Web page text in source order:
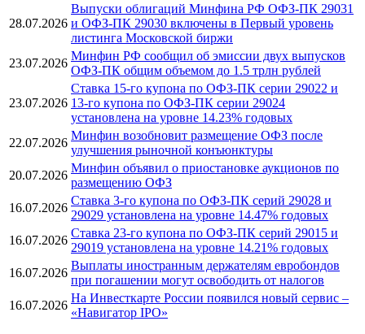
28.07.2026
Выпуски облигаций Минфина РФ ОФЗ-ПК 29031
и ОФЗ-ПК 29030 включены в Первый уровень
листинга Московской биржи
23.07.2026
Минфин РФ сообщил об эмиссии двух выпусков
ОФЗ-ПК общим объемом до 1.5 трлн рублей
23.07.2026
Ставка 15-го купона по ОФЗ-ПК серии 29022 и
13-го купона по ОФЗ-ПК серии 29024
установлена на уровне 14.23% годовых
22.07.2026
Минфин возобновит размещение ОФЗ после
улучшения рыночной конъюнктуры
20.07.2026
Минфин объявил о приостановке аукционов по
размещению ОФЗ
16.07.2026
Ставка 3-го купона по ОФЗ-ПК серий 29028 и
29029 установлена на уровне 14.47% годовых
16.07.2026
Ставка 23-го купона по ОФЗ-ПК серий 29015 и
29019 установлена на уровне 14.21% годовых
16.07.2026
Выплаты иностранным держателям евробондов
при погашении могут освободить от налогов
16.07.2026
На Инвесткарте России появился новый сервис –
«Навигатор IPO»